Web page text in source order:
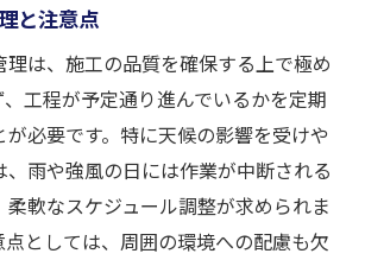
と注意点
は、施工の品質を確保する上で極め
工程が予定通り進んでいるかを定期
必要です。特に天候の影響を受けや
、雨や強風の日には作業が中断される
柔軟なスケジュール調整が求められま
としては、周囲の環境への配慮も欠